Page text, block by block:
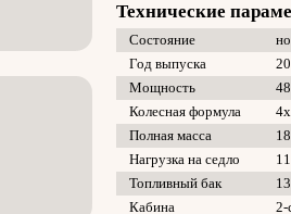
Технические
Состояние
Год выпуска
Мощность
Колесная формула
Полная масса
Нагрузка на седло
Топливный бак
Кабина
2-